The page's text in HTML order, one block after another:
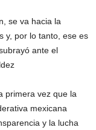
se va hacia la
y, por lo tanto, ese es
ante el
primera vez que la
mexicana
y la lucha